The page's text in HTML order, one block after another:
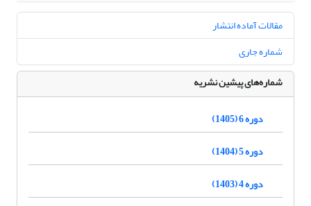
مقالات آماده انتشار
شماره جاری
شماره‌های پیشین نشریه
دوره 6 (1405)
دوره 5 (1404)
دوره 4 (1403)